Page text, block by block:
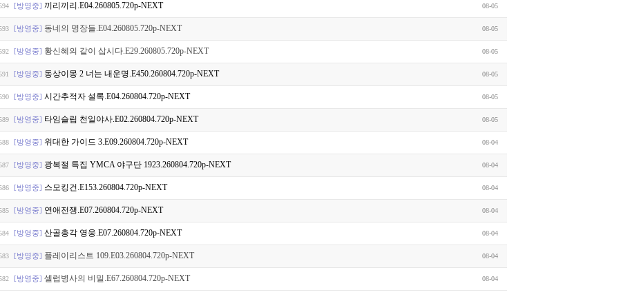
[방영중] 끼리끼리.E04.260805.720p-NEXT 08-05
[방영중] 동네의 명장들.E04.260805.720p-NEXT 08-05
[방영중] 황신혜의 같이 삽시다.E29.260805.720p-NEXT 08-05
[방영중] 동상이몽 2 너는 내운명.E450.260804.720p-NEXT 08-05
[방영중] 시간추적자 설록.E04.260804.720p-NEXT 08-05
[방영중] 타임슬립 천일야사.E02.260804.720p-NEXT 08-05
[방영중] 위대한 가이드 3.E09.260804.720p-NEXT 08-04
[방영중] 광복절 특집 YMCA 야구단 1923.260804.720p-NEXT 08-04
[방영중] 스모킹건.E153.260804.720p-NEXT 08-04
[방영중] 연애전쟁.E07.260804.720p-NEXT 08-04
[방영중] 산골총각 영웅.E07.260804.720p-NEXT 08-04
[방영중] 플레이리스트 109.E03.260804.720p-NEXT 08-04
[방영중] 셀럽병사의 비밀.E67.260804.720p-NEXT 08-04